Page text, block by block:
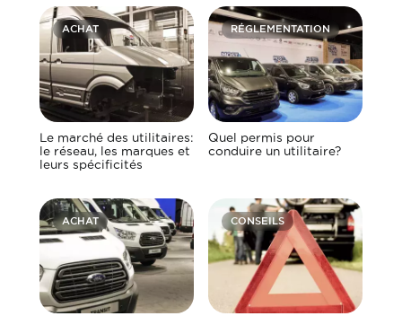
ACHAT
Le marché des utilitaires:
le réseau, les marques et
leurs spécificités
RÉGLEMENTATION
Quel permis pour
conduire un utilitaire?
ACHAT CONSEILS